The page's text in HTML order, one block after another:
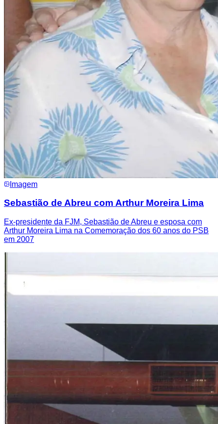
Imagem
Sebastião de Abreu com Arthur Moreira Lima
Ex-presidente da FJM, Sebastião de Abreu e esposa com
Arthur Moreira Lima na Comemoração dos 60 anos do PSB
em 2007